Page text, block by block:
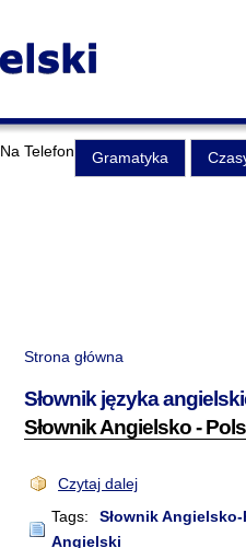
Na Telefon Gramatyka
Strona główna
Słownik języka
Słownik Angielsko -
Czytaj dalej
Tags:
Słownik
Angielski